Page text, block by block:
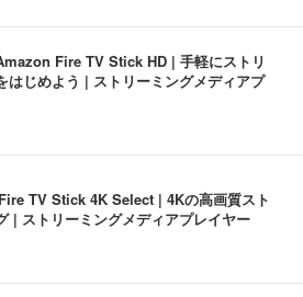
Fire TV Stick HD | 手軽にストリ
はじめよう | ストリーミングメディアプ
TV Stick 4K Select | 4Kの高画質スト
| ストリーミングメディアプレイヤー